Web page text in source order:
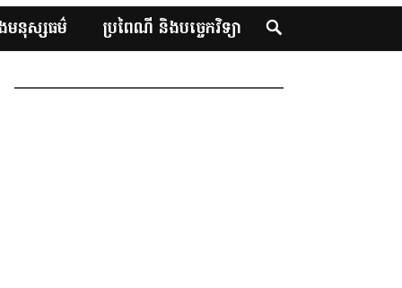
មនុស្សធម៌ ប្រពៃណី និងបច្ចេកវិទ្យា